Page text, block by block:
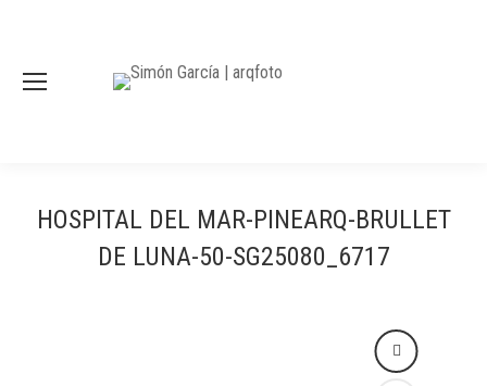
HOSPITAL DEL MAR-PINEARQ-BRULLET
DE LUNA-50-SG25080_6717